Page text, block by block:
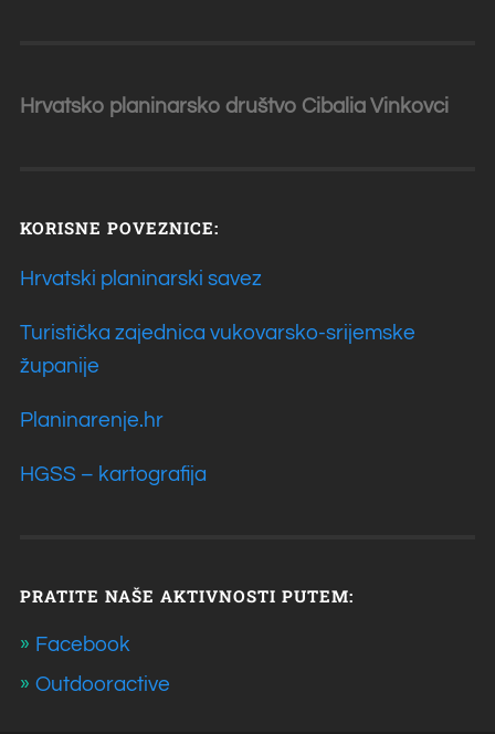
Hrvatsko planinarsko društvo Cibalia Vinkovci
KORISNE POVEZNICE:
Hrvatski planinarski savez
Turistička zajednica vukovarsko-srijemske
županije
Planinarenje.hr
HGSS – kartografija
PRATITE NAŠE AKTIVNOSTI PUTEM:
Facebook
Outdooractive